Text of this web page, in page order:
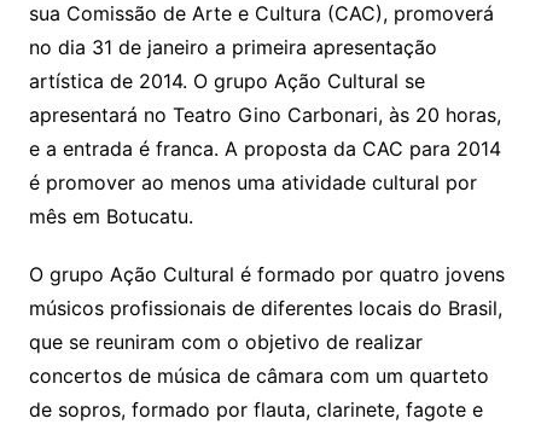
sua Comissão de Arte e Cultura (CAC), promoverá
no dia 31 de janeiro a primeira apresentação
artística de 2014. O grupo Ação Cultural se
apresentará no Teatro Gino Carbonari, às 20 horas,
e a entrada é franca. A proposta da CAC para 2014
é promover ao menos uma atividade cultural por
mês em Botucatu.
O grupo Ação Cultural é formado por quatro jovens
músicos profissionais de diferentes locais do Brasil,
que se reuniram com o objetivo de realizar
concertos de música de câmara com um quarteto
de sopros, formado por flauta, clarinete, fagote e